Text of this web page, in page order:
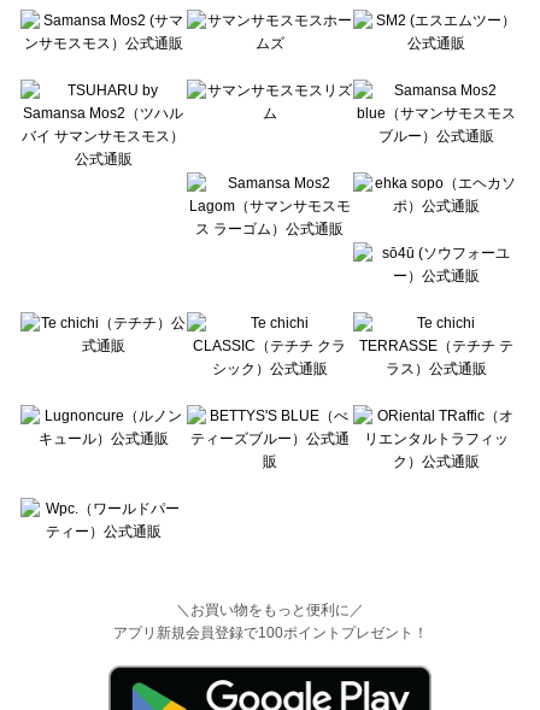
Te chichi（テチチ）のバッグ・ポーチ一覧
Te chichi CLASSIC（テチチ クラシック）のバッグ・ポーチ一覧
Lugnoncure（ルノンキュール）のバッグ・ポーチ一覧
BETTY'S BLUE（べティーズブルー）のバッグ・ポーチ一覧
Wpc.（ワールドパーティー）のバッグ・ポーチ一覧
＼お買い物をもっと便利に／
アプリ新規会員登録で100ポイントプレゼント！